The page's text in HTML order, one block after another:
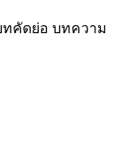
ทคัดย่อ บทความ